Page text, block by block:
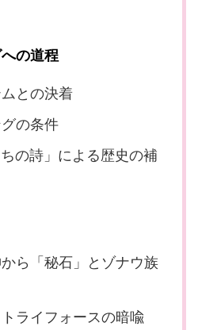
の道程
との決着
の条件
の詩」による歴史の補
ら「秘石」とゾナウ族
ライフォースの暗喩